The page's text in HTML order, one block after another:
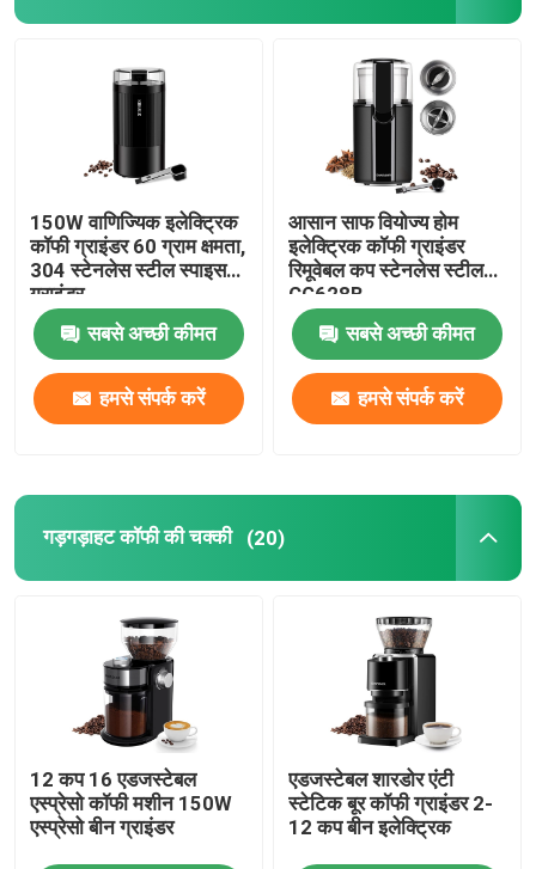
फैक्टरी यात्रा
गुणवत्ता नियंत्रण
हमसे संपर्क करें
समाचार
सभी मामलों
गड़गड़ाहट कॉफी की चक्की
कस्टम कॉफी ग्राइंडर
शंक्वाकार गड़गड़ाहट कॉफी की चक्की
मसाला ग्राइंडर मशीन
150W वाणिज्यिक इलेक्ट्रिक
कॉफी ग्राइंडर 60 ग्राम क्षमता,
304 स्टेनलेस स्टील स्पाइस
ग्राइंडर
सबसे अच्छी कीमत
हमसे संपर्क करें
आसान साफ ​​वियोज्य होम
इलेक्ट्रिक कॉफी ग्राइंडर
रिमूवेबल कप स्टेनलेस स्टील
CG628B
सबसे अच्छी कीमत
हमसे संपर्क करें
गड़गड़ाहट कॉफी की चक्की (20)
12 कप 16 एडजस्टेबल
एस्प्रेसो कॉफी मशीन 150W
एस्प्रेसो बीन ग्राइंडर
एडजस्टेबल शारडोर एंटी
स्टेटिक बूर कॉफी ग्राइंडर 2-
12 कप बीन इलेक्ट्रिक